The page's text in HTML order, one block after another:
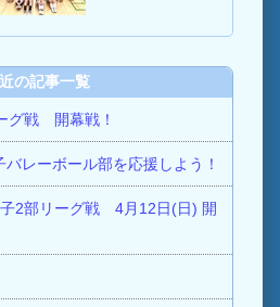
の記事一覧
グ戦 開幕戦！
バレーボール部を応援しよう！
2部リーグ戦 4月12日(日) 開